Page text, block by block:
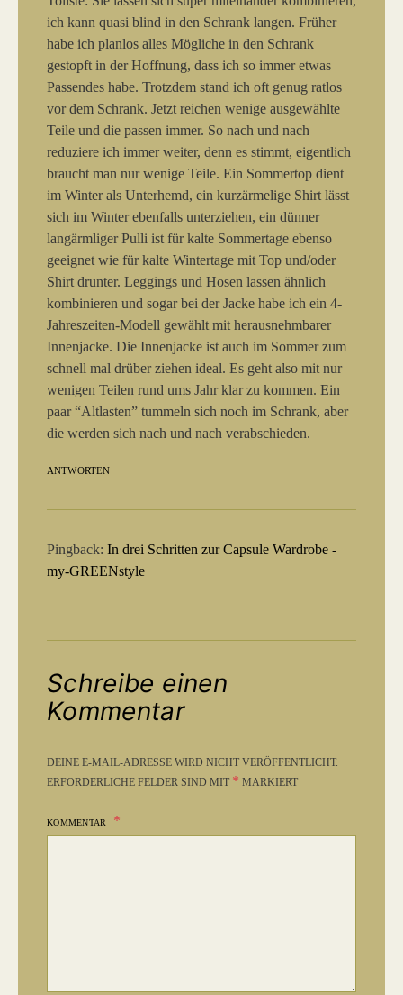
ich kann quasi blind in den Schrank langen. Früher
habe ich planlos alles Mögliche in den Schrank
gestopft in der Hoffnung, dass ich so immer etwas
Passendes habe. Trotzdem stand ich oft genug ratlos
vor dem Schrank. Jetzt reichen wenige ausgewählte
Teile und die passen immer. So nach und nach
reduziere ich immer weiter, denn es stimmt, eigentlich
braucht man nur wenige Teile. Ein Sommertop dient
im Winter als Unterhemd, ein kurzärmelige Shirt lässt
sich im Winter ebenfalls unterziehen, ein dünner
langärmliger Pulli ist für kalte Sommertage ebenso
geeignet wie für kalte Wintertage mit Top und/oder
Shirt drunter. Leggings und Hosen lassen ähnlich
kombinieren und sogar bei der Jacke habe ich ein 4-
Jahreszeiten-Modell gewählt mit herausnehmbarer
Innenjacke. Die Innenjacke ist auch im Sommer zum
schnell mal drüber ziehen ideal. Es geht also mit nur
wenigen Teilen rund ums Jahr klar zu kommen. Ein
paar “Altlasten” tummeln sich noch im Schrank, aber
die werden sich nach und nach verabschieden.
ANTWORTEN
Pingback: In drei Schritten zur Capsule Wardrobe -
my-GREENstyle
Schreibe einen
Kommentar
DEINE E-MAIL-ADRESSE WIRD NICHT VERÖFFENTLICHT.
ERFORDERLICHE FELDER SIND MIT * MARKIERT
KOMMENTAR